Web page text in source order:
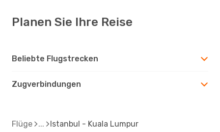
Planen Sie Ihre Reise
Beliebte Flugstrecken
Zugverbindungen
Flüge Istanbul - Kuala Lumpur